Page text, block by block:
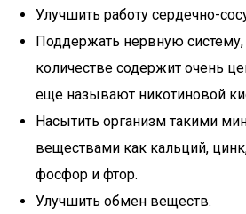
Улучшить работу сердечно-
Поддержать нервную
количестве содержит очень
еще называют никотиновой
Насытить организм такими
веществами как кальций,
фосфор и фтор.
Улучшить обмен веществ.